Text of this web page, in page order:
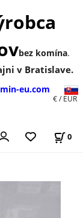
bez komína.
v Bratislave.
eu.com
0
€ / EUR